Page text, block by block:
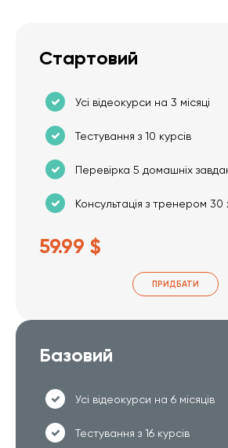
Стартовий
Усі відеокурси на 3 місяці
Тестування з 10 курсів
Перевірка 5 домашніх
Консультація з тренером 30
59.99 $
ПРИДБАТИ
Базовий
Усі відеокурси на 6 місяців
Тестування з 16 курсів